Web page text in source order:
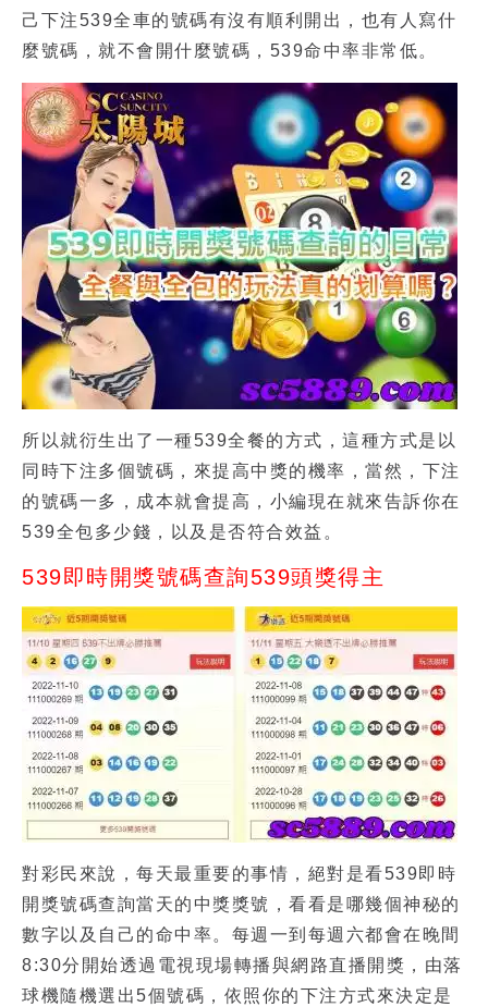
己下注 539全車的號碼有沒有順利開出，也有人寫什
麼號碼，就不會開什麼號碼， 539命中率非常低。
所以就衍生出了一種539全餐的方式，這種方式是以
同時下注多個號碼，來提高中獎的機率，當然，下注
的號碼一多，成本就會提高，小編現在就來告訴你在
539全包多少錢，
以及是否符合效益。
539即時開獎號碼查詢539頭獎得主
對彩民來說，每天最重要的事情，絕對是看539即時
開獎號碼查詢當天的中獎獎號，看看是哪幾個神秘的
數字以及自己的命中率。每週一到每週六都會在晚間
8:30分開始透過電視現場轉播與網路直播開獎，由落
球機隨機選出5個號碼，依照你的下注方式來決定是